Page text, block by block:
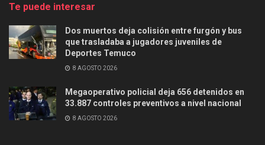
Te puede interesar
Dos muertos deja colisión entre furgón y bus
que trasladaba a jugadores juveniles de
Deportes Temuco
8 AGOSTO 2026
Megaoperativo policial deja 656 detenidos en
33.887 controles preventivos a nivel nacional
8 AGOSTO 2026